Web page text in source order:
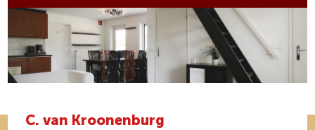
C. van Kroonenburg